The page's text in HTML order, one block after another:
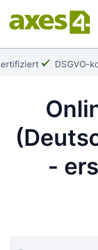
Zum
Hauptinhalt
Häkchen:
DSGVO-
-